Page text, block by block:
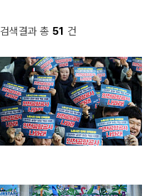
검색결과 총 51 건